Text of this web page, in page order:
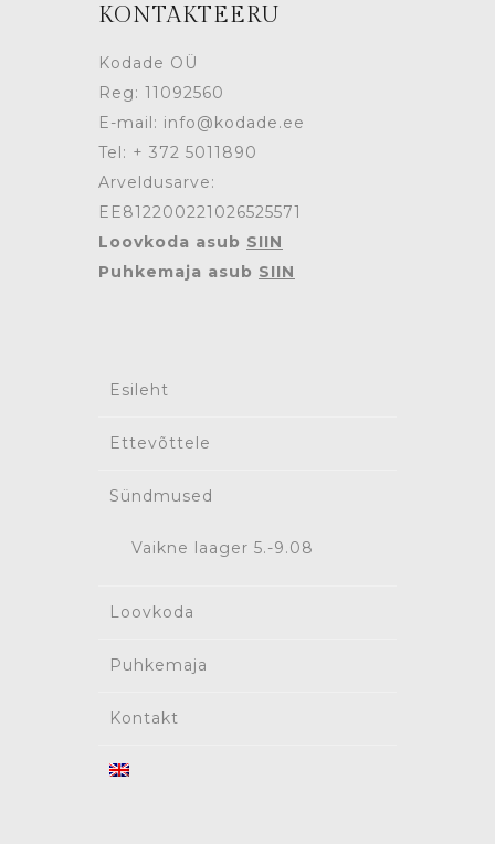
KONTAKTEERU
Kodade OÜ
Reg: 11092560
E-mail: info@kodade.ee
Tel: + 372 5011890
Arveldusarve:
EE812200221026525571
Loovkoda asub SIIN
Puhkemaja asub SIIN
Esileht
Ettevõttele
Sündmused
Vaikne laager 5.-9.08
Loovkoda
Puhkemaja
Kontakt